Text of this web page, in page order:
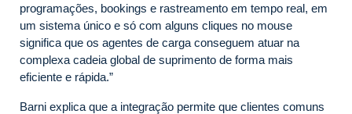
programações, bookings e rastreamento em tempo real, em
um sistema único e só com alguns cliques no mouse
significa que os agentes de carga conseguem atuar na
complexa cadeia global de suprimento de forma mais
eficiente e rápida.”
Barni explica que a integração permite que clientes comuns